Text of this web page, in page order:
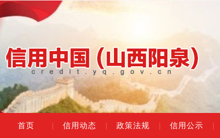
首页 | 信用动态 | 政策法规 | 信用公示 |